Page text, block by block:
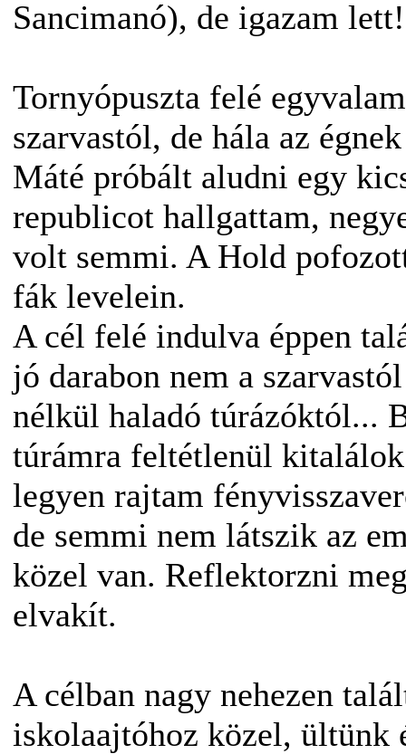
Sancimanó), de igazam
Tornyópuszta felé
szarvastól, de hála az
Máté próbált aludni egy
republicot hallgattam,
volt semmi. A Hold
fák levelein.
A cél felé indulva éppen
jó darabon nem a
nélkül haladó túrázóktól...
túrámra feltétlenül
legyen rajtam
de semmi nem látszik az
közel van. Reflektorzni
elvakít.
A célban nagy nehezen
iskolaajtóhoz közel, ültünk